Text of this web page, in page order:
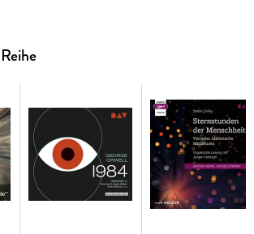
Berlin konzipierten Sebastian Krol
Christian Brückner rezitiert den
ein elfköpfiges Jazzorchester den
lebendig werden lässt. Ein
HR-Kultur und gefördert durch die